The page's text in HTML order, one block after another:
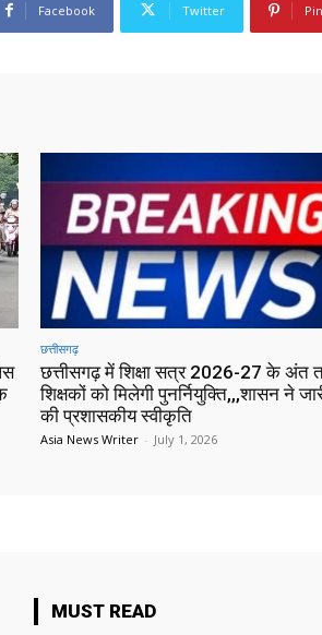
Facebook Twitter
छत्तीसगढ़
छत्तीसगढ़ में शिक्षा सत्र 2026-27 के अंत
शिक्षकों को मिलेगी पुनर्नियुक्ति,,,शासन ने
की प्रशासकीय स्वीकृति
Asia News Writer - July 1, 2026
MUST READ